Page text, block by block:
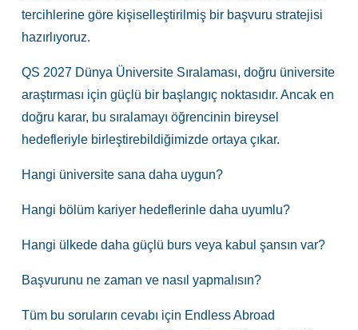
tercihlerine göre kişiselleştirilmiş bir başvuru stratejisi
hazırlıyoruz.
QS 2027 Dünya Üniversite Sıralaması, doğru üniversite
araştırması için güçlü bir başlangıç noktasıdır. Ancak en
doğru karar, bu sıralamayı öğrencinin bireysel
hedefleriyle birleştirebildiğimizde ortaya çıkar.
Hangi üniversite sana daha uygun?
Hangi bölüm kariyer hedeflerinle daha uyumlu?
Hangi ülkede daha güçlü burs veya kabul şansın var?
Başvurunu ne zaman ve nasıl yapmalısın?
Tüm bu soruların cevabı için Endless Abroad